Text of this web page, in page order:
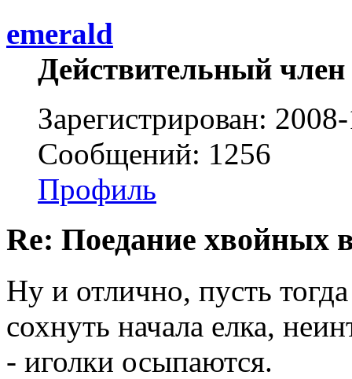
emerald
Действительный член
Зарегистрирован:
Сообщений: 1256
Профиль
Re: Поедание хвойных
Ну и отлично, пусть
сохнуть начала елка,
- иголки осыпаются.